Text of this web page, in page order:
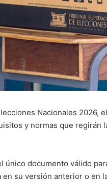
Nacionales 2026,
y normas que regirán
único documento válido
su versión anterior o en